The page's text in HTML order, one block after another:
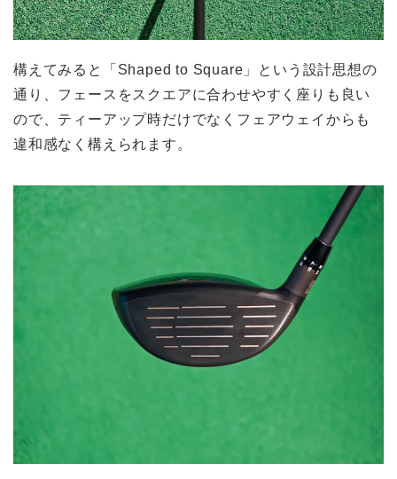
構えてみると「Shaped to Square」という設計思想の
通り、フェースをスクエアに合わせやすく座りも良い
ので、ティーアップ時だけでなくフェアウェイからも
違和感なく構えられます。